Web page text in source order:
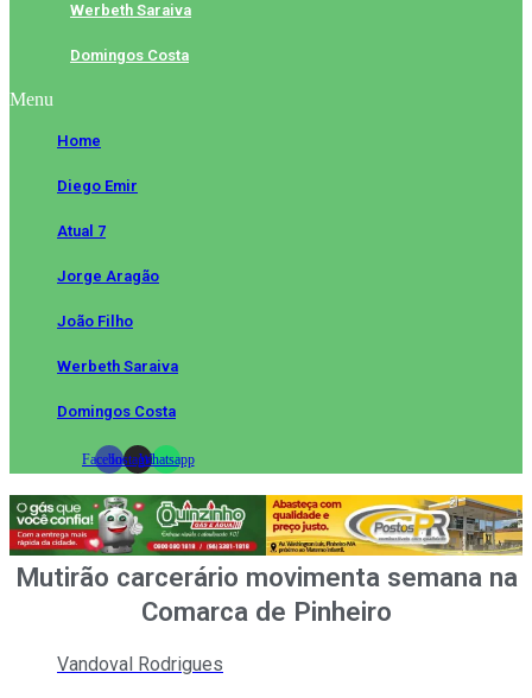
Werbeth Saraiva
Domingos Costa
Menu
Home
Diego Emir
Atual 7
Jorge Aragão
João Filho
Werbeth Saraiva
Domingos Costa
FacebookInstagramWhatsapp
Mutirão carcerário movimenta semana na
Comarca de Pinheiro
Vandoval Rodrigues